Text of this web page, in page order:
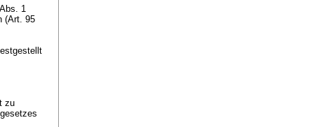
1
(Art. 95
zu